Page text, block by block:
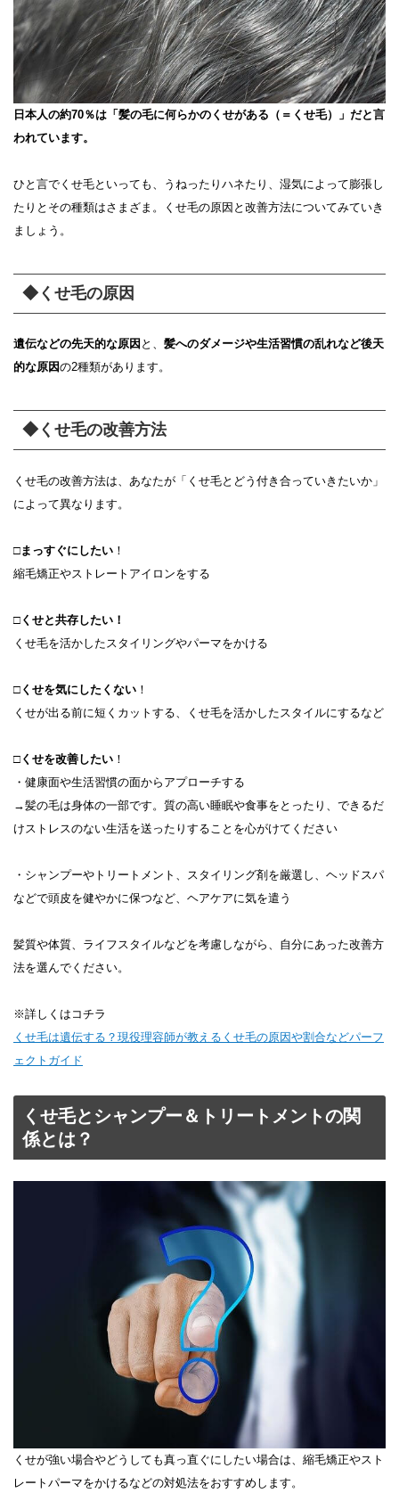
日本人の約70％は「髪の毛に何らかのくせがある（＝くせ毛）」だと言
われています。
ひと言でくせ毛といっても、うねったりハネたり、湿気によって膨張し
たりとその種類はさまざま。くせ毛の原因と改善方法についてみていき
ましょう。
◆くせ毛の原因
遺伝などの先天的な原因 と、 髪へのダメージや生活習慣の乱れなど後天
的な原因の2種類があります。
◆くせ毛の改善方法
くせ毛の改善方法は、あなたが「くせ毛とどう付き合っていきたいか」
によって異なります。
□まっすぐにしたい ！
縮毛矯正やストレートアイロンをする
□ くせと共存したい！
くせ毛を活かしたスタイリングやパーマをかける
□ くせを気にしたくない ！
くせが出る前に短くカットする、くせ毛を活かしたスタイルにするなど
□ くせを改善したい ！
・健康面や生活習慣の面からアプローチする
→髪の毛は身体の一部です。質の高い睡眠や食事をとったり、できるだ
けストレスのない生活を送ったりすることを心がけてください
・シャンプーやトリートメント、スタイリング剤を厳選し、ヘッドスパ
などで頭皮を健やかに保つなど、ヘアケアに気を遣う
髪質や体質、ライフスタイルなどを考慮しながら、自分にあった改善方
法を選んでください。
※詳しくはコチラ
くせ毛は遺伝する？現役理容師が教えるくせ毛の原因や割合などパーフ
ェクトガイド
くせ毛とシャンプー＆トリートメントの関
係とは？
くせが強い場合やどうしても真っ直ぐにしたい場合は、縮毛矯正やスト
レートパーマをかけるなどの対処法をおすすめします。